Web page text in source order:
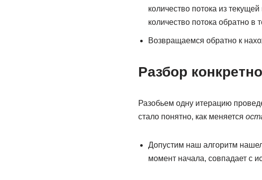
количество потока из
количество потока обратно в
Возвращаемся обратно к
Разбор
Разобьем одну итерацию
стало понятно, как меняется
Допустим наш алгоритм
момент начала, совпадает с